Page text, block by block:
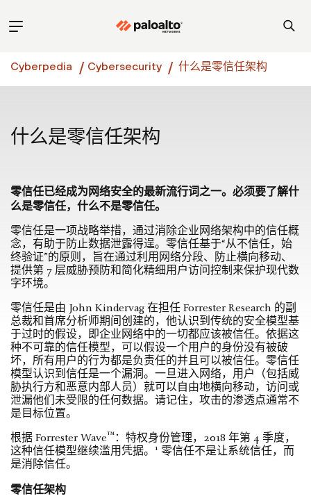
Cyberpedia Cybersecurity 什么是零信任架构
什么是零信任架构
零信任已经成为网络安全的最新流行词之一。必须要了解什
么是零信任，什么不是零信任。
零信任是一项战略举措，通过消除企业网络架构中的信任概
念，有助于防止数据泄露得逞。零信任基于“从不信任，始
终验证”的原则，旨在通过利用网络分段、防止横向移动、
提供第 7 层威胁预防和简化精细用户访问控制来保护现代数
字环境。
零信任是由 John Kindervag 在担任 Forrester Research 的副
总裁和首席分析师期间创建的，他认识到传统的安全模型基
于过时的假设，即企业网络中的一切都应该被信任。依据这
种不可靠的信任模型，可以假设一个用户的身份没有被破
坏，所有用户的行为都是负责任的并且可以被信任。零信任
模型认识到信任是一个漏洞。一旦进入网络，用户（包括威
胁执行方和恶意内部人员）就可以自由地横向移动，访问或
泄漏他们未受限的任何数据。请记住，攻击的渗透点通常不
是目标位置。
根据 Forrester Wave™ ：特权身份管理，2018 年第 4 季度，
这种信任模型继续滥用凭据。
1 零信任不是让系统信任，而
是消除信任。
零信任架构